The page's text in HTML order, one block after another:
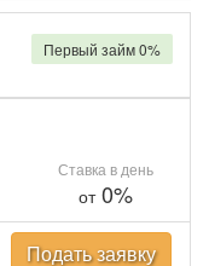
Ставка в день
от0%
Первый займ 0%
Подать заявку